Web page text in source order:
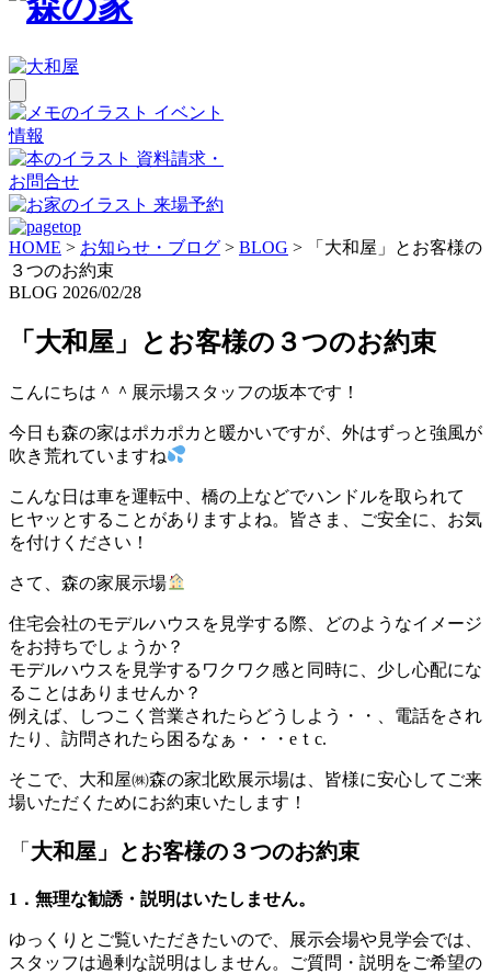
イベント
情報
資料請求・
お問合せ
来場予約
HOME > お知らせ・ブログ > BLOG >
「大和屋」とお客様の
３つのお約束
BLOG 2026/02/28
「大和屋」とお客様の３つのお約束
こんにちは＾＾展示場スタッフの坂本です！
今日も森の家はポカポカと暖かいですが、外はずっと強風が
吹き荒れていますね
こんな日は車を運転中、橋の上などでハンドルを取られて
ヒヤッとすることがありますよね。皆さま、ご安全に、お気
を付けください！
さて、森の家展示場
住宅会社のモデルハウスを見学する際、どのようなイメージ
をお持ちでしょうか？
モデルハウスを見学するワクワク感と同時に、少し心配にな
ることはありませんか？
例えば、しつこく営業されたらどうしよう・・、電話をされ
たり、訪問されたら困るなぁ・・・eｔc.
そこで、大和屋㈱森の家北欧展示場は、皆様に安心してご来
場いただくためにお約束いたします！
「大和屋」とお客様の３つのお約束
1．無理な勧誘・説明はいたしません。
ゆっくりとご覧いただきたいので、展示会場や見学会では、
スタッフは過剰な説明はしません。ご質問・説明をご希望の